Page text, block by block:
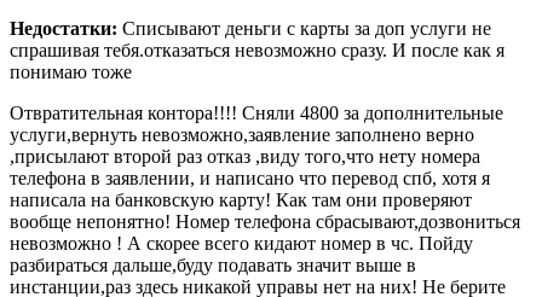
Недостатки: Списывают деньги с карты за доп услуги не
спрашивая тебя.отказаться невозможно сразу. И после как я
понимаю тоже
Отвратительная контора!!!! Сняли 4800 за дополнительные
услуги,вернуть невозможно,заявление заполнено верно
,присылают второй раз отказ ,виду того,что нету номера
телефона в заявлении, и написано что перевод спб, хотя я
написала на банковскую карту! Как там они проверяют
вообще непонятно! Номер телефона сбрасывают,дозвониться
невозможно ! А скорее всего кидают номер в чс. Пойду
разбираться дальше,буду подавать значит выше в
инстанции,раз здесь никакой управы нет на них! Не берите